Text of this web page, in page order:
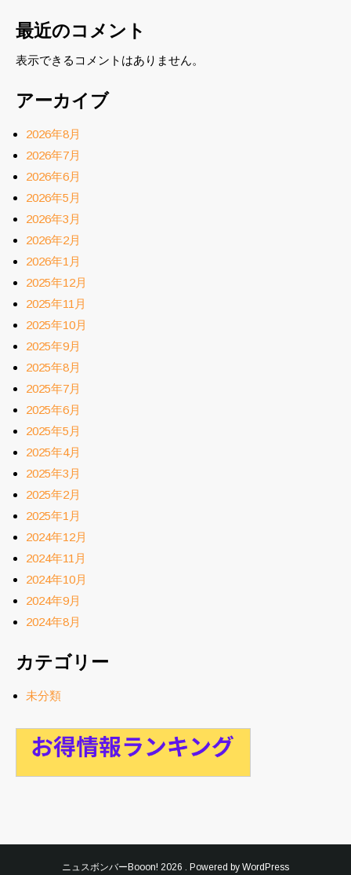
最近のコメント
表示できるコメントはありません。
アーカイブ
2026年8月
2026年7月
2026年6月
2026年5月
2026年3月
2026年2月
2026年1月
2025年12月
2025年11月
2025年10月
2025年9月
2025年8月
2025年7月
2025年6月
2025年5月
2025年4月
2025年3月
2025年2月
2025年1月
2024年12月
2024年11月
2024年10月
2024年9月
2024年8月
カテゴリー
未分類
ニュスボンバーBooon! 2026 . Powered by WordPress